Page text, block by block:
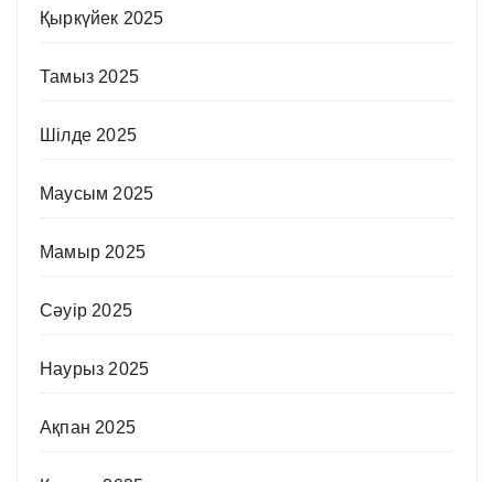
Қыркүйек 2025
Тамыз 2025
Шілде 2025
Маусым 2025
Мамыр 2025
Сәуір 2025
Наурыз 2025
Ақпан 2025